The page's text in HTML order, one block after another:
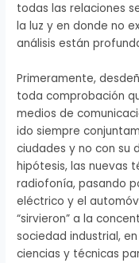
todas las relaciones
la luz y en donde no
análisis están
Primeramente,
toda comprobación
medios de
ido siempre
ciudades y no con su
hipótesis, las nuevas
radiofonía, pasando
eléctrico y el
“sirvieron” a la
sociedad industrial,
ciencias y técnicas